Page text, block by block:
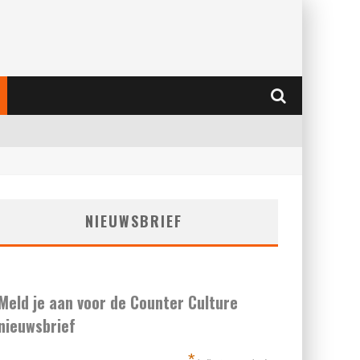
NIEUWSBRIEF
je aan voor de Counter Culture